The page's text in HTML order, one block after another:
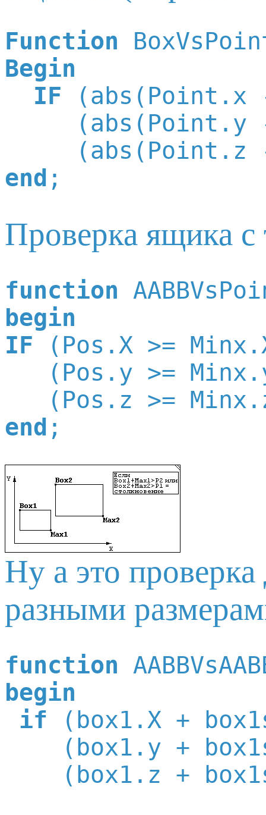
Function
Begin
IF (abs(Point.x
(abs(Point.y
(abs(Point.z
end
Проверка ящика
function
begin
IF (Pos.X >=
(Pos.y >=
(Pos.z >=
end
Ну а это
разными
function
begin
if (box1.X +
(box1.y +
(box1.z +